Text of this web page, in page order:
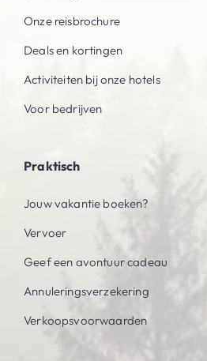
Onze reisbrochure
Deals en kortingen
Activiteiten bij onze hotels
Voor bedrijven
Praktisch
Jouw vakantie boeken?
Vervoer
Geef een avontuur cadeau
Annuleringsverzekering
Verkoopsvoorwaarden